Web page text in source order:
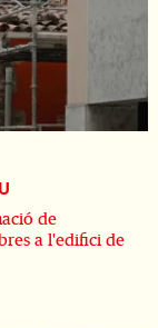
de
a l'edifici de